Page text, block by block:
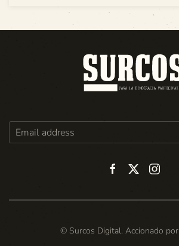
© Surcos Digital. Accionado por